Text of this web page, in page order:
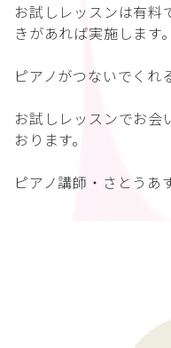
お試しレッスンは有
きがあれば実施します。
ピアノがつないでくれ
お試しレッスンでお会
おります。
ピアノ講師・さとうあ